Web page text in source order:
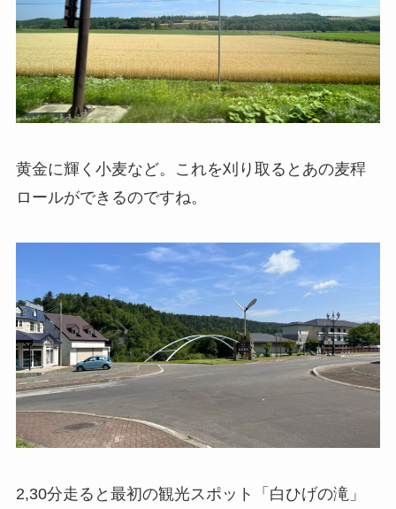
黄金に輝く小麦など。これを刈り取るとあの麦稈
ロールができるのですね。
2,30分走ると最初の観光スポット「白ひげの滝」